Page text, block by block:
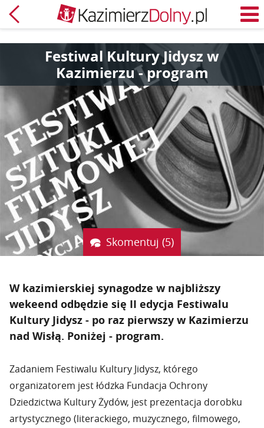
Powrót
Festiwal Kultury Jidysz w
Kazimierzu - program
Skomentuj (5)
W kazimierskiej synagodze w najbliższy
wekeend odbędzie się II edycja Festiwalu
Kultury Jidysz - po raz pierwszy w Kazimierzu
nad Wisłą. Poniżej - program.
Zadaniem Festiwalu Kultury Jidysz, którego
organizatorem jest łódzka Fundacja Ochrony
Dziedzictwa Kultury Żydów, jest prezentacja dorobku
artystycznego (literackiego, muzycznego, filmowego,